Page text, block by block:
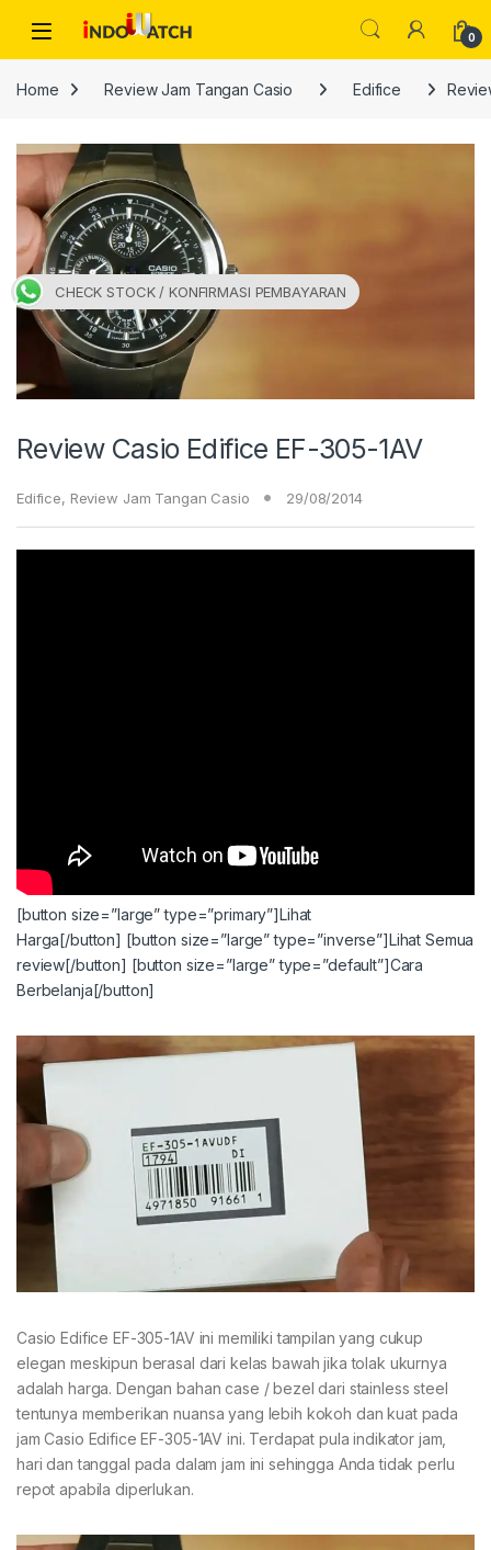
Open 0
Home Review Jam Tangan Casio Edifice
Review Casio Edifice EF-305-1AV
Edifice, Review Jam Tangan Casio 29/08/2014
[button size=”large” type=”primary”]Lihat
Harga[/button] [button size=”large” type=”inverse”]Lihat Semua
review[/button] [button size=”large” type=”default”]Cara
Berbelanja[/button]
Casio Edifice EF-305-1AV ini memiliki tampilan yang cukup
elegan meskipun berasal dari kelas bawah jika tolak ukurnya
adalah harga. Dengan bahan case / bezel dari stainless steel
tentunya memberikan nuansa yang lebih kokoh dan kuat pada
jam Casio Edifice EF-305-1AV ini. Terdapat pula indikator jam,
hari dan tanggal pada dalam jam ini sehingga Anda tidak perlu
repot apabila diperlukan.
CHECK STOCK / KONFIRMASI PEMBAYARAN